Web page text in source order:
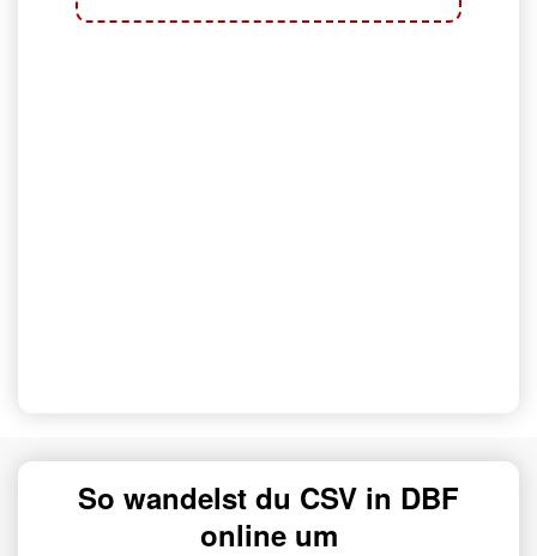
So wandelst du CSV in DBF
online um